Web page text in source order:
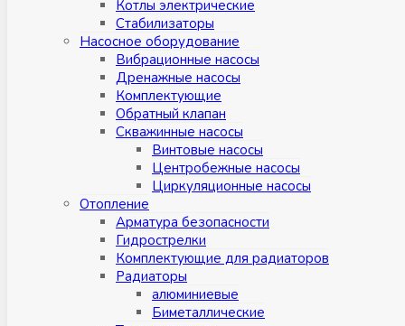
Котлы электрические
Стабилизаторы
Насосное оборудование
Вибрационные насосы
Дренажные насосы
Комплектующие
Обратный клапан
Скважинные насосы
Винтовые насосы
Центробежные насосы
Циркуляционные насосы
Отопление
Арматура безопасности
Гидрострелки
Комплектующие для радиаторов
Радиаторы
алюминиевые
Биметаллические